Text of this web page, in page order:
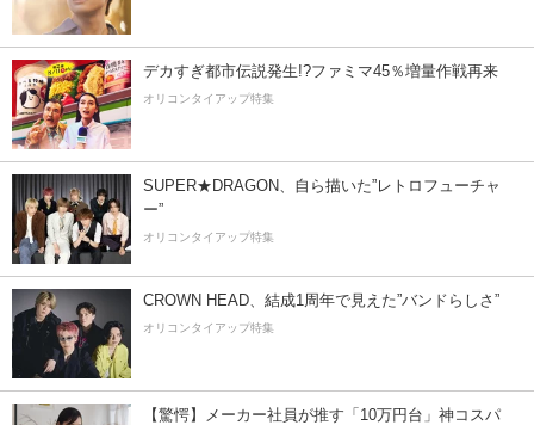
デカすぎ都市伝説発生!?ファミマ45％増量作戦再来
オリコンタイアップ特集
SUPER★DRAGON、自ら描いた”レトロフューチャ
ー”
オリコンタイアップ特集
CROWN HEAD、結成1周年で見えた”バンドらしさ”
オリコンタイアップ特集
【驚愕】メーカー社員が推す「10万円台」神コスパ